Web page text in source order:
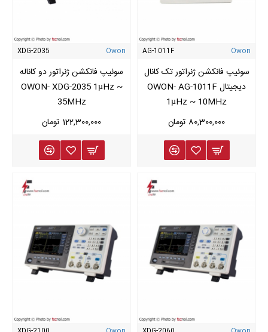
Owon
AG-1011F
سوئیپ فانکشن ژنراتور تک کانال
دیجیتال OWON- AG-1011F
1µHz ~ 10MHz
80,300,000 تومان
Owon
XDG-2035
سوئیپ فانکشن ژنراتور دو کاناله
OWON- XDG-2035 1µHz ~
35MHz
122,300,000 تومان